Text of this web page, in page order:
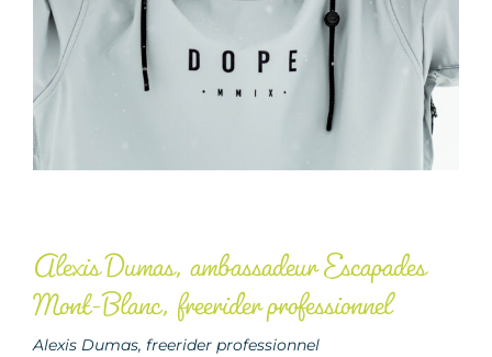
Alexis Dumas, ambassadeur Escapades
Mont-Blanc, freerider professionnel
Alexis Dumas, freerider professionnel